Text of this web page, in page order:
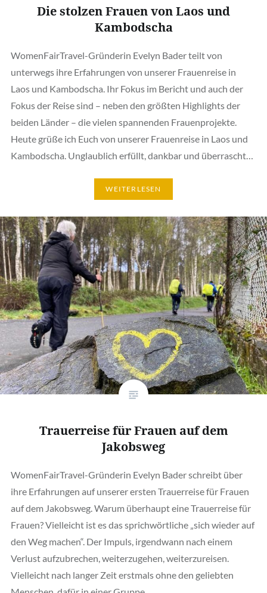
Die stolzen Frauen von Laos und
Kambodscha
WomenFairTravel-Gründerin Evelyn Bader teilt von
unterwegs ihre Erfahrungen von unserer Frauenreise in
Laos und Kambodscha. Ihr Fokus im Bericht und auch der
Fokus der Reise sind – neben den größten Highlights der
beiden Länder – die vielen spannenden Frauenprojekte.
Heute grüße ich Euch von unserer Frauenreise in Laos und
Kambodscha. Unglaublich erfüllt, dankbar und überrascht…
WEITERLESEN
Trauerreise für Frauen auf dem
Jakobsweg
WomenFairTravel-Gründerin Evelyn Bader schreibt über
ihre Erfahrungen auf unserer ersten Trauerreise für Frauen
auf dem Jakobsweg. Warum überhaupt eine Trauerreise für
Frauen? Vielleicht ist es das sprichwörtliche „sich wieder auf
den Weg machen“. Der Impuls, irgendwann nach einem
Verlust aufzubrechen, weiterzugehen, weiterzureisen.
Vielleicht nach langer Zeit erstmals ohne den geliebten